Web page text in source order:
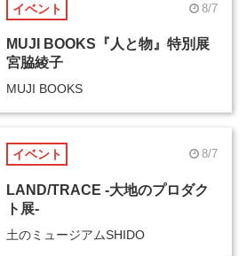
イベント 8/7
MUJI BOOKS『人と物』特別展
宮脇綾子
MUJI BOOKS
イベント 8/7
LAND/TRACE -大地のプロダク
ト展-
土のミュージアムSHIDO